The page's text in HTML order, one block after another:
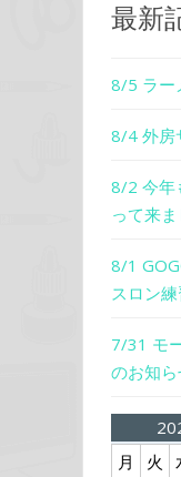
最新
8/5 ラー
8/4 外房
8/2 今年
って来ま
8/1
スロン
7/31 モ
のお知
月
火